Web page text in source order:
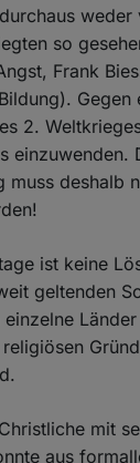
weder
so
Frank
Gegen
2.
einzuwenden.
muss deshalb
ist keine
geltenden
mit
aus